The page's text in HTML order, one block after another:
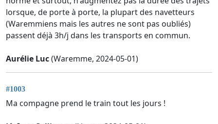
lorsque, de porte à porte, la plupart des navetteurs
(Waremmiens mais les autres ne sont pas oubliés)
passent déjà 3h/j dans les transports en commun.
Aurélie Luc(Waremme, 2024-05-01)
#1003
Ma compagne prend le train tout les jours !